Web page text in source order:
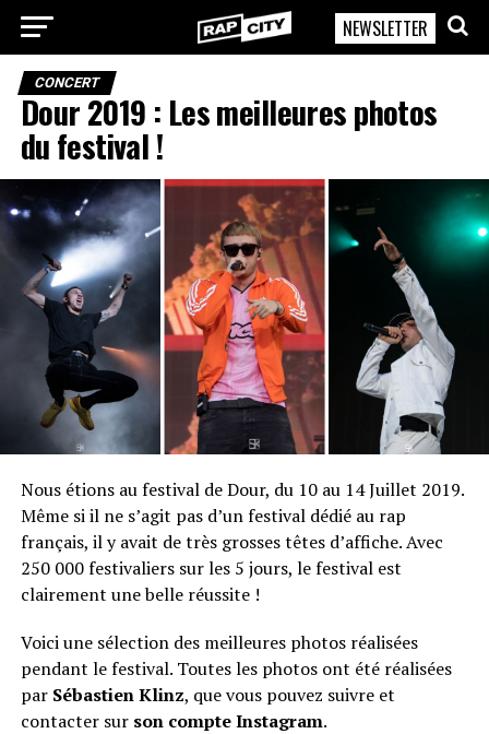
RapCity
NEWSLETTER
CONCERT
Dour 2019 : Les meilleures photos
du festival !
Nous étions au festival de Dour, du 10 au 14 Juillet 2019.
Même si il ne s’agit pas d’un festival dédié au rap
français, il y avait de très grosses têtes d’affiche. Avec
250 000 festivaliers sur les 5 jours, le festival est
clairement une belle réussite !
Voici une sélection des meilleures photos réalisées
pendant le festival. Toutes les photos ont été réalisées
par Sébastien Klinz, que vous pouvez suivre et
contacter sur son compte Instagram.